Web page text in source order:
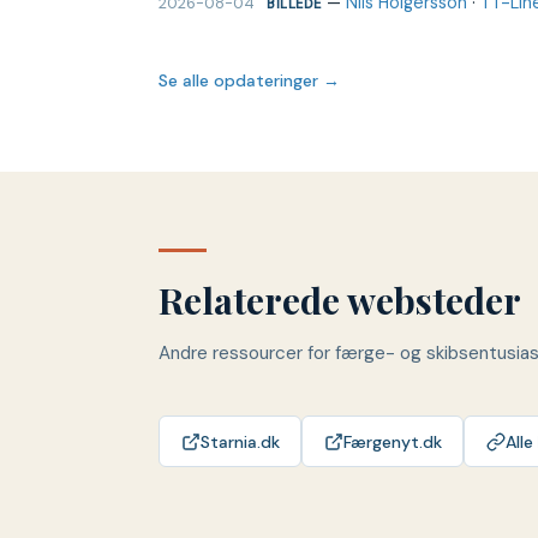
BILLEDE
Se alle opdateringer →
Relaterede websteder
Andre ressourcer for færge- og
Starnia.dk Færgenyt.dk Alle